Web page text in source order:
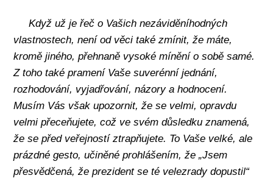
Když už je řeč o Vašich nezáviděníhodných
vlastnostech, není od věci také zmínit, že máte,
kromě jiného, přehnaně vysoké mínění o sobě samé.
Z toho také pramení Vaše suverénní jednání,
rozhodování, vyjadřování, názory a hodnocení.
Musím Vás však upozornit, že se velmi, opravdu
velmi přeceňujete, což ve svém důsledku znamená,
že se před veřejností ztrapňujete. To Vaše velké, ale
prázdné gesto, učiněné prohlášením, že „Jsem
přesvědčená, že prezident se té velezrady dopustil“